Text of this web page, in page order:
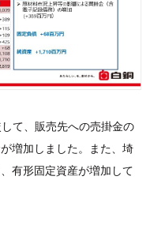
て、販売先への売掛金の
増加しました。また、埼
有形固定資産が増加して